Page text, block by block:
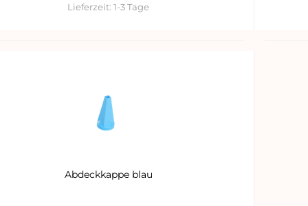
Lieferzeit:1-3 Tage
Abdeckkappe blau